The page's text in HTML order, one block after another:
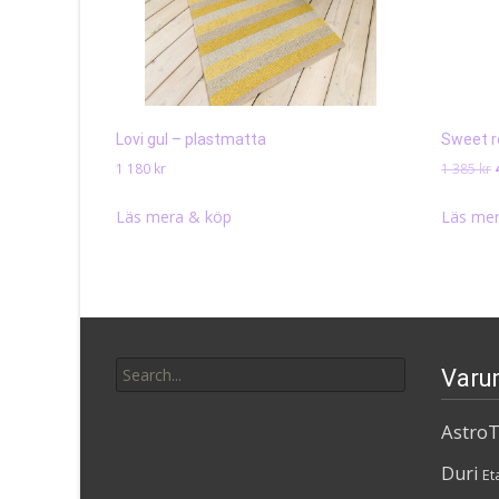
Lovi gul – plastmatta
1 180 kr
Läs mera & köp
Sweet
1 385kr
Läs
for:
Duri